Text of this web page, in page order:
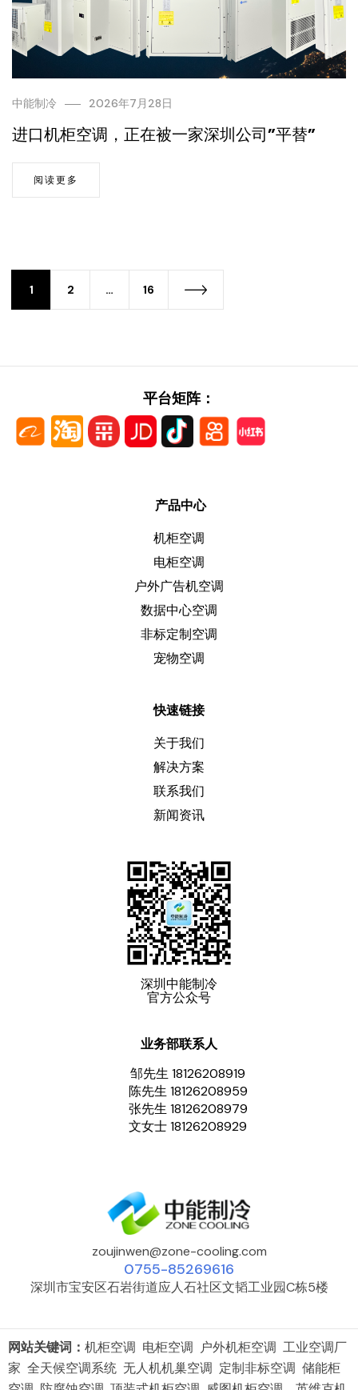
中能制冷 2026年7月28日
进口机柜空调，正在被一家深圳公司”平替”
阅读更多
1 2 … 16
平台矩阵：
产品中心
机柜空调
电柜空调
户外广告机空调
数据中心空调
非标定制空调
宠物空调
快速链接
关于我们
解决方案
联系我们
新闻资讯
深圳中能制冷
官方公众号
业务部联系人
邹先生 18126208919
陈先生 18126208959
张先生 18126208979
文女士 18126208929
zoujinwen@zone-cooling.com
0755-85269616
深圳市宝安区石岩街道应人石社区文韬工业园C栋5楼
网站关键词： 机柜空调 电柜空调 户外机柜空调 工业空调厂
家 全天候空调系统 无人机机巢空调 定制非标空调 储能柜